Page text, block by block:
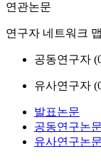
연관논문
연구자 네트워크 맵
공동연구자 (
유사연구자 (
발표논문
공동연구논문
유사연구논문